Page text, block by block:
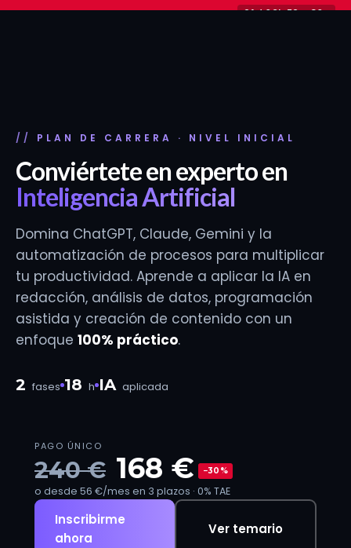
Ir
−30% en planes y packsSolo hasta el 31 de agosto 21d 09h 52m 29s
PLAN DE CARRERA · NIVEL INICIAL
Conviértete en experto en
Inteligencia Artificial
Domina ChatGPT, Claude, Gemini y la
automatización de procesos para multiplicar
tu productividad. Aprende a aplicar la IA en
redacción, análisis de datos, programación
asistida y creación de contenido con un
enfoque 100% práctico.
2 fases 18 h IA aplicada
PAGO ÚNICO
240 € 168 € −30%
o desde 56 €/mes en 3 plazos · 0% TAE
Inscribirme
ahora
Ver temario